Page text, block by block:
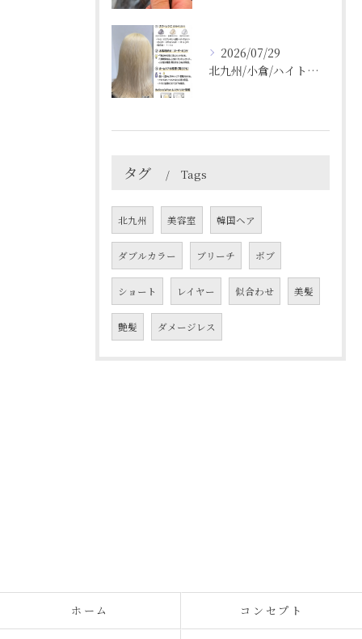
2026/07/29
北九州/小倉/ハイトーン/ケアブリーチ/ブリーチカラー
タグ Tags
北九州 美容室 韓国ヘア
ダブルカラー ブリーチ ボブ
ショート レイヤー 似合わせ 美髪
艶髪 ダメージレス
ホーム コンセプト